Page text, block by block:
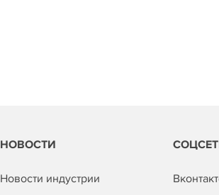
НОВОСТИ
Новости индустрии